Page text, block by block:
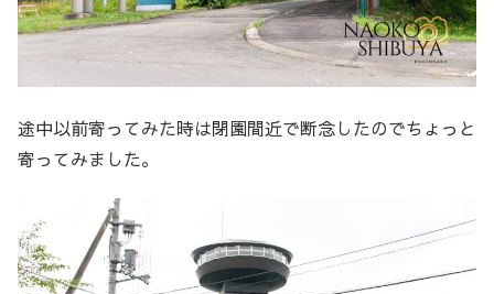
途中以前寄ってみた時は閉園間近で断念したのでちょっと
寄ってみました。